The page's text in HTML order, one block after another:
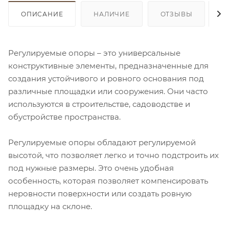
ОПИСАНИЕ НАЛИЧИЕ ОТЗЫВЫ
Регулируемые опоры – это универсальные
конструктивные элементы, предназначенные для
создания устойчивого и ровного основания под
различные площадки или сооружения. Они часто
используются в строительстве, садоводстве и
обустройстве пространства.
Регулируемые опоры обладают регулируемой
высотой, что позволяет легко и точно подстроить их
под нужные размеры. Это очень удобная
особенность, которая позволяет компенсировать
неровности поверхности или создать ровную
площадку на склоне.